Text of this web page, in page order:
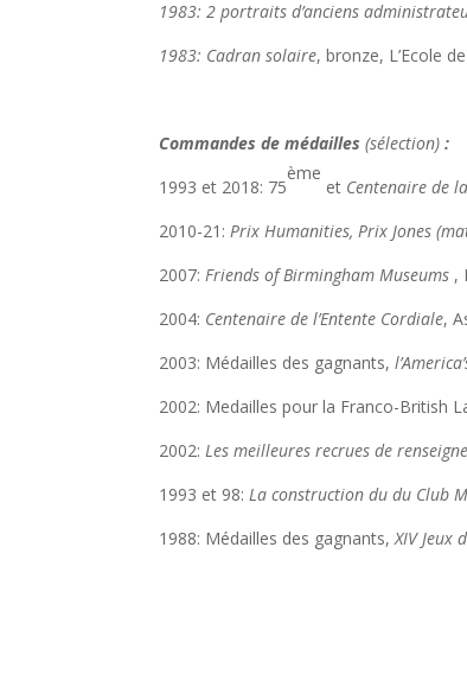
1983: 2 portraits d’anciens
1983: Cadran solaire, bronze, L’Ecole
Commandes de médailles (sélection) :
1993 et 2018: 75
ème
et Centenaire de
2010-21: Prix Humanities, Prix Jones
2007: Friends of Birmingham Museums ,
2004: Centenaire de l’Entente Cordiale,
2003: Médailles des gagnants,
2002: Medailles pour la Franco-British
2002: Les meilleures recrues de
1993 et 98: La construction du du Club
1988: Médailles des gagnants,XIV Jeux